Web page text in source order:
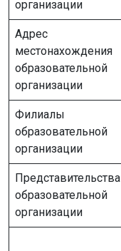
организации
Адрес
местонахождения
образовательной
организации
Филиалы
образовательной
организации
Представительства
образовательной
организации